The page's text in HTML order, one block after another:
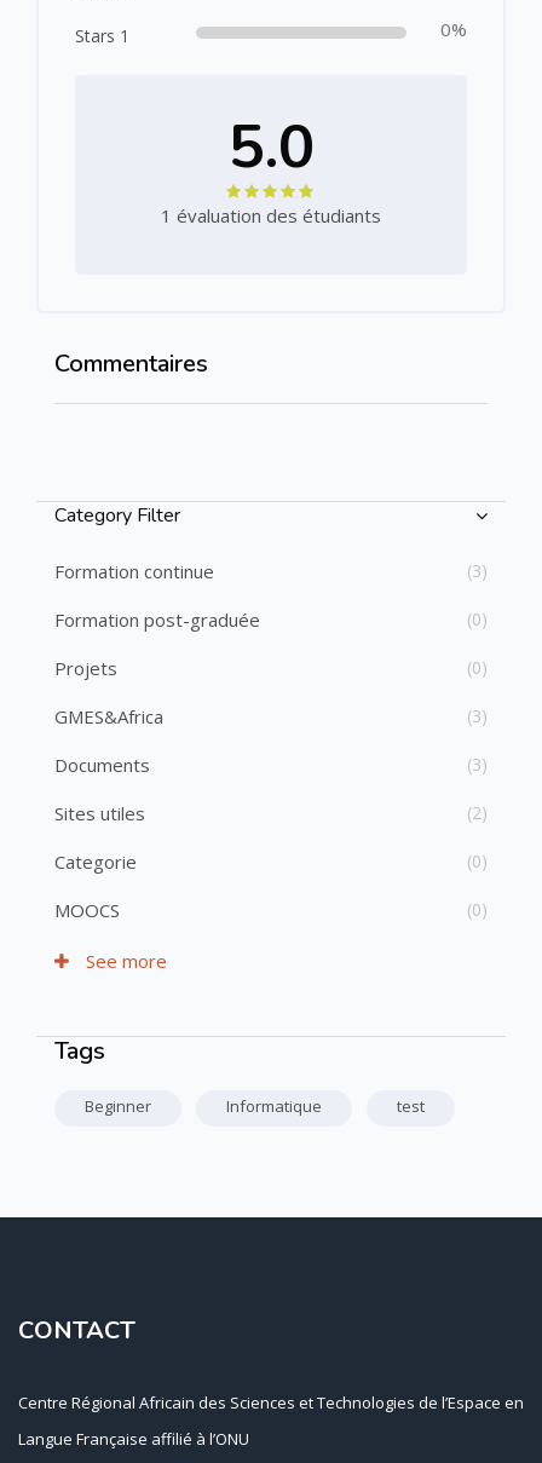
Stars 1 0%
5.0
1 évaluation des étudiants
Passer Commentaires
Commentaires
Passer [Cocoon] Course Categories List
Category Filter
Formation continue (3)
Formation post-graduée (0)
Projets (0)
GMES&Africa (3)
Documents (3)
Sites utiles (2)
Categorie (0)
MOOCS (0)
See more
Passer Tags
Tags
Beginner Informatique test
CONTACT
Centre Régional Africain des Sciences et Technologies de l’Espace en
Langue Française affilié à l’ONU